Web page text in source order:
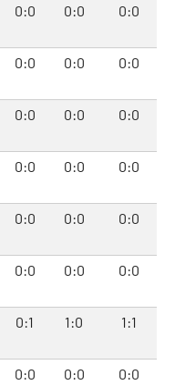
0:0 0:0 0:0
0:0 0:0 0:0
0:0 0:0 0:0
0:0 0:0 0:0
0:0 0:0 0:0
0:0 0:0 0:0
0:1 1:0 1:1
0:0 0:0 0:0